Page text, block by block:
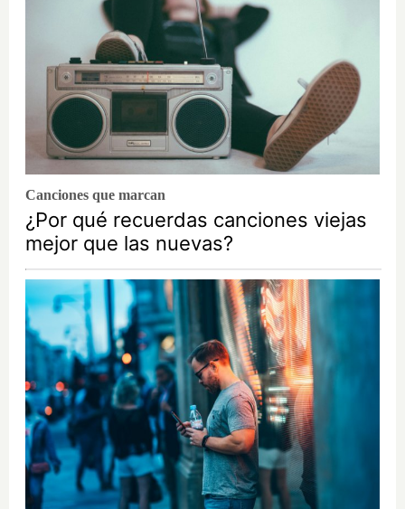
Canciones que marcan
¿Por qué recuerdas canciones viejas
mejor que las nuevas?